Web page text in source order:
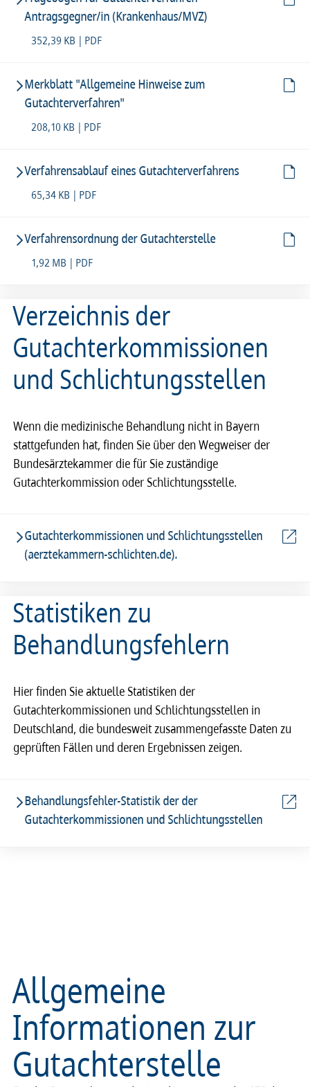
Antragsgegner/in (Krankenhaus/MVZ)
352,39 KB | PDF
Merkblatt "Allgemeine Hinweise zum
Gutachterverfahren"
208,10 KB | PDF
Verfahrensablauf eines Gutachterverfahrens
65,34 KB | PDF
Verfahrensordnung der Gutachterstelle
1,92 MB | PDF
Verzeichnis der
Gutachterkommissionen
und Schlichtungsstellen
Wenn die medizinische Behandlung nicht in Bayern
stattgefunden hat, finden Sie über den Wegweiser der
Bundesärztekammer die für Sie zuständige
Gutachterkommission oder Schlichtungsstelle.
Gutachterkommissionen und Schlichtungsstellen
(aerztekammern-schlichten.de).
Statistiken zu
Behandlungsfehlern
Hier finden Sie aktuelle Statistiken der
Gutachterkommissionen und Schlichtungsstellen in
Deutschland, die bundesweit zusammengefasste Daten zu
geprüften Fällen und deren Ergebnissen zeigen.
Behandlungsfehler-Statistik der der
Gutachterkommissionen und Schlichtungsstellen
Allgemeine
Informationen zur
Gutachterstelle